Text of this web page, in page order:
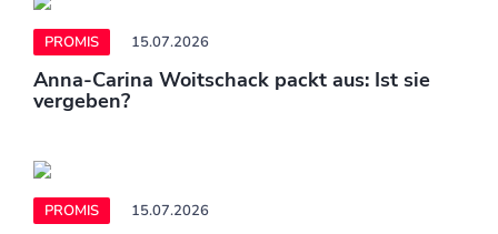
PROMIS 15.07.2026
Anna-Carina Woitschack packt aus: Ist sie
vergeben?
PROMIS 15.07.2026